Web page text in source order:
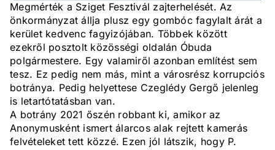
Megmérték a Sziget Fesztivál zajterhelését. Az
önkormányzat állja plusz egy gombóc fagylalt árát a
kerület kedvenc fagyizójában. Többek között
ezekről posztolt közösségi oldalán Óbuda
polgármestere. Egy valamiről azonban említést sem
tesz. Ez pedig nem más, mint a városrész korrupciós
botránya. Pedig helyettese Czeglédy Gergő jelenleg
is letartótatásban van.
A botrány 2021 őszén robbant ki, amikor az
Anonymusként ismert álarcos alak rejtett kamerás
felvételeket tett közzé. Ezen jól látszik, hogy P.